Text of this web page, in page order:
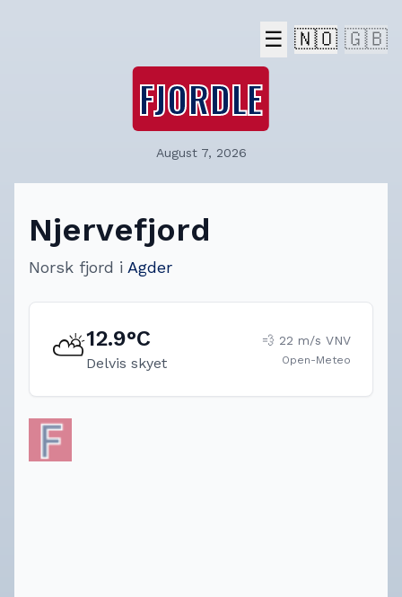
☰ 🇳🇴 🇬🇧
FJORDLE
August 7, 2026
Njervefjord
Norsk fjord i Agder
⛅12.9°C
Delvis skyet
💨 22 m/s VNV
Open-Meteo